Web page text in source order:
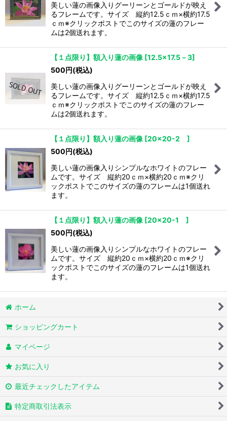
美しい蓮の画像入りグーリーンとゴールドが映え
るフレームです。サイズ 縦約12.5ｃｍ×横約17.5
ｃｍ※クリックポストでこのサイズの蓮のフレー
ムは2個送れます。
【１点限り】額入り蓮の画像 [12.5×17.5－3]
500円(税込)
美しい蓮の画像入りグーリーンとゴールドが映え
るフレームです。サイズ 縦約12.5ｃｍ×横約17.5
ｃｍ※クリックポストでこのサイズの蓮のフレー
ムは2個送れます。
【１点限り】額入り蓮の画像 [20×20-2 ]
500円(税込)
美しい蓮の画像入りシンプルなホワイトのフレー
ムです。サイズ 縦約20ｃｍ×横約20ｃｍ※クリ
ックポストでこのサイズの蓮のフレームは1個送れ
ます。
【１点限り】額入り蓮の画像 [20×20-1 ]
500円(税込)
美しい蓮の画像入りシンプルなホワイトのフレー
ムです。サイズ 縦約20ｃｍ×横約20ｃｍ※クリ
ックポストでこのサイズの蓮のフレームは1個送れ
ます。
ホーム
ショッピングカート
マイページ
お気に入り
最近チェックしたアイテム
特定商取引法表示